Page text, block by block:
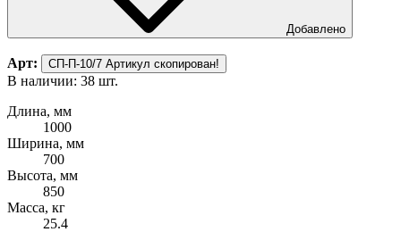
Добавлено
Арт: СП-П-10/7 Артикул скопирован!
В наличии: 38 шт.
Длина, мм
1000
Ширина, мм
700
Высота, мм
850
Масса, кг
25.4